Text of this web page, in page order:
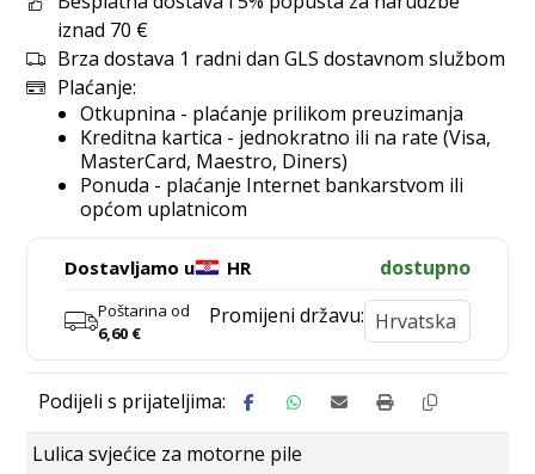
iznad 70 €
Brza dostava 1 radni dan GLS dostavnom službom
Plaćanje:
Otkupnina - plaćanje prilikom preuzimanja
Kreditna kartica - jednokratno ili na rate (Visa,
MasterCard, Maestro, Diners)
Ponuda - plaćanje Internet bankarstvom ili
općom uplatnicom
Dostavljamo u HR dostupno
Poštarina od
6,60 €
Promijeni državu:
Lulica svjećice za motorne pile